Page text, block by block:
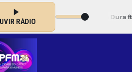
RÁDIO
Dura ft. Rionegro e Solimões,